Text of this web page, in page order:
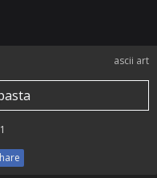
ascii art